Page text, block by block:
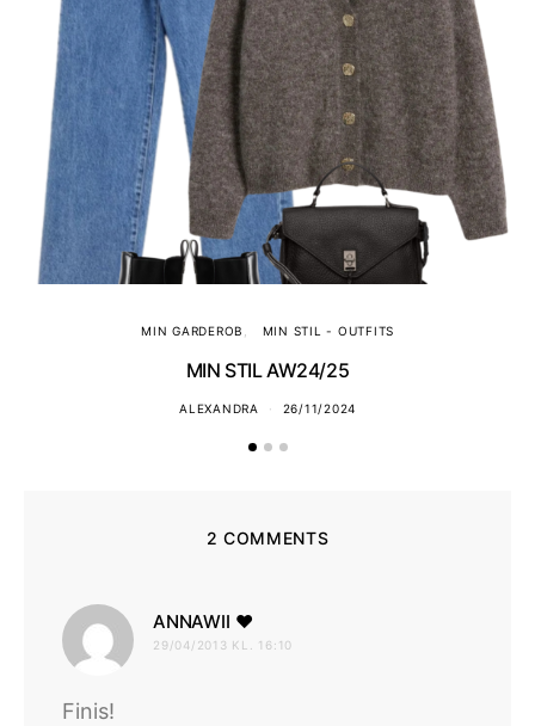
MIN GARDEROB MIN STIL - OUTFITS
MIN STIL AW24/25
ALEXANDRA 26/11/2024
2 COMMENTS
ANNAWII ♥
29/04/2013 KL. 16:10
Finis!